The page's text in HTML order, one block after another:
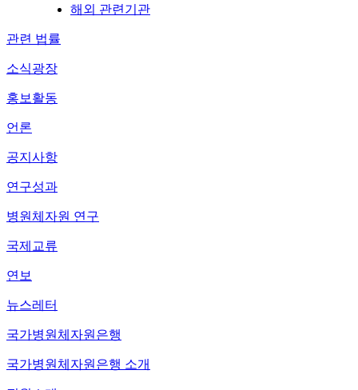
해외 관련기관
관련 법률
소식광장
홍보활동
언론
공지사항
연구성과
병원체자원 연구
국제교류
연보
뉴스레터
국가병원체자원은행
국가병원체자원은행 소개